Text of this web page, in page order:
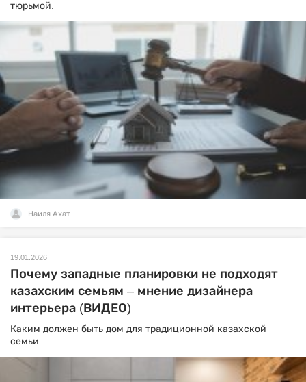
тюрьмой.
Наиля Ахат
19.01.2026
Почему западные планировки не подходят
казахским семьям – мнение дизайнера
интерьера (ВИДЕО)
Каким должен быть дом для традиционной казахской
семьи.